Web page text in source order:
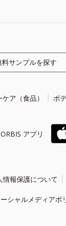
料サンプルを探す
ア（食品） ボ
ORBIS アプリ
情報保護について
シャルメディアポ